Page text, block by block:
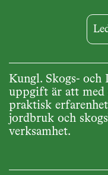
Kungl. Skogs- och
uppgift är att med
praktisk
jordbruk och
verksamhet.